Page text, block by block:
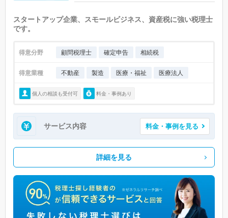
スタートアップ企業、スモールビジネス、資産税に強い税理士
です。
得意分野 顧問税理士 確定申告 相続税
得意業種 不動産 製造 医療・福祉 医療法人
個人の相談も受付可 料金・事例あり
サービス内容 料金・事例を見る
詳細を見る